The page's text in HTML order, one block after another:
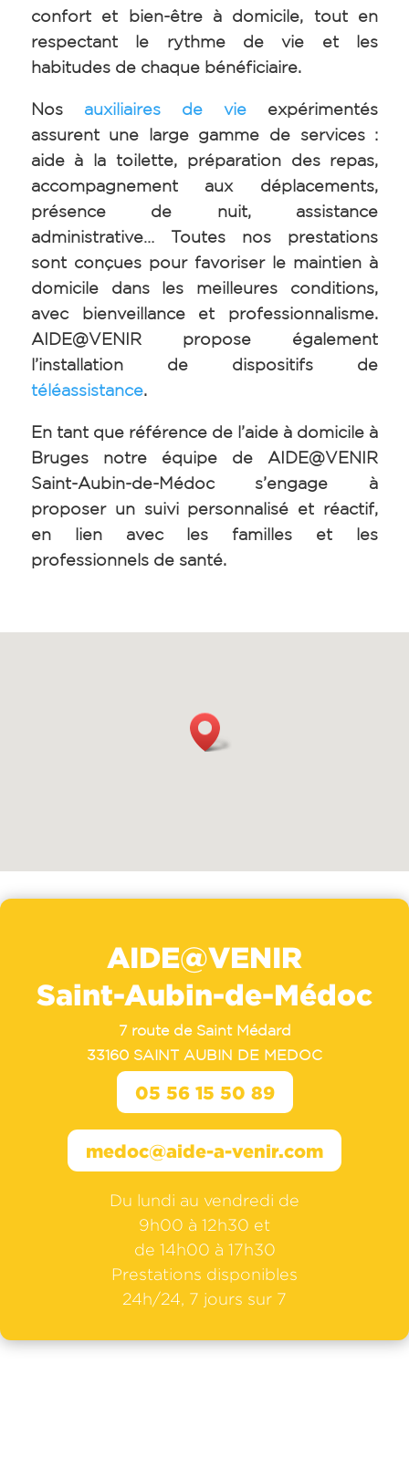
confort et bien-être à domicile, tout en
respectant le rythme de vie et les
habitudes de chaque bénéficiaire.
Nos auxiliaires de vie expérimentés
assurent une large gamme de services :
aide à la toilette, préparation des repas,
accompagnement aux déplacements,
présence de nuit, assistance
administrative… Toutes nos prestations
sont conçues pour favoriser le maintien à
domicile dans les meilleures conditions,
avec bienveillance et professionnalisme.
AIDE@VENIR propose également
l’installation de dispositifs de
téléassistance.
En tant que référence de l’aide à domicile à
Bruges notre équipe de AIDE@VENIR
Saint-Aubin-de-Médoc s’engage à
proposer un suivi personnalisé et réactif,
en lien avec les familles et les
professionnels de santé.
AIDE@VENIR
Saint-Aubin-de-Médoc
7 route de Saint Médard
33160 SAINT AUBIN DE MEDOC
Du lundi au vendredi de
9h00 à 12h30 et
de 14h00 à 17h30
Prestations disponibles
24h/24, 7 jours sur 7
medoc@aide-a-venir.com
05 56 15 50 89